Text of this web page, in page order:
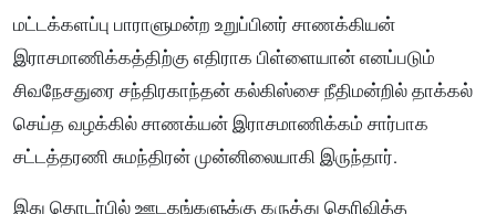
மட்டக்களப்பு பாராளுமன்ற உறுப்பினர் சாணக்கியன்
இராசமாணிக்கத்திற்கு எதிராக பிள்ளையான் எனப்படும்
சிவநேசதுரை சந்திரகாந்தன் கல்கிஸ்சை நீதிமன்றில் தாக்கல்
செய்த வழக்கில் சாணக்யன் இராசமாணிக்கம் சார்பாக
சட்டத்தரணி சுமந்திரன் முன்னிலையாகி இருந்தார்.
இது தொடர்பில் ஊடகங்களுக்கு கருத்து தெரிவித்த